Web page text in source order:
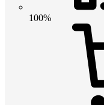
100%